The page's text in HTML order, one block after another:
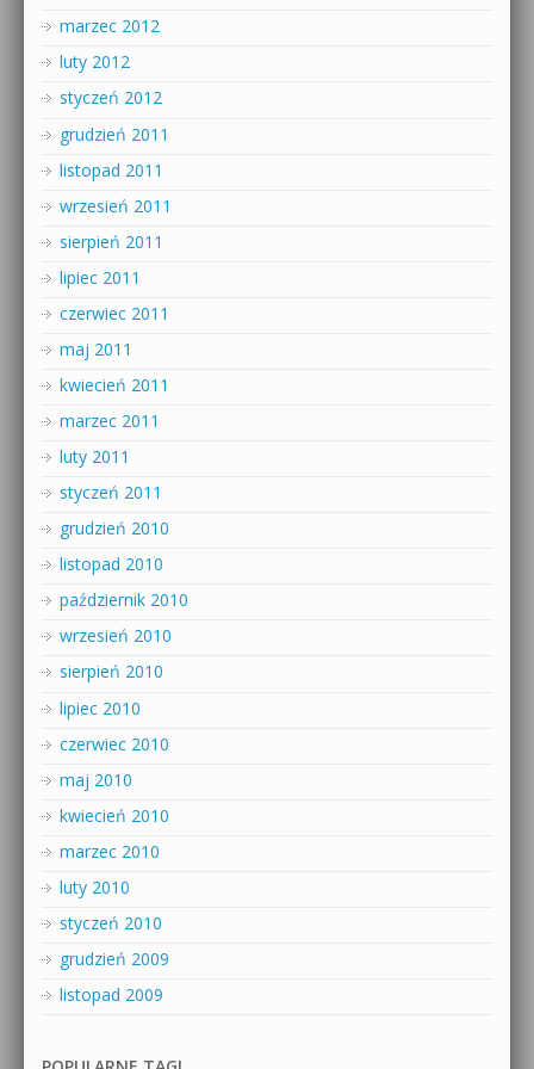
marzec 2012
luty 2012
styczeń 2012
grudzień 2011
listopad 2011
wrzesień 2011
sierpień 2011
lipiec 2011
czerwiec 2011
maj 2011
kwiecień 2011
marzec 2011
luty 2011
styczeń 2011
grudzień 2010
listopad 2010
październik 2010
wrzesień 2010
sierpień 2010
lipiec 2010
czerwiec 2010
maj 2010
kwiecień 2010
marzec 2010
luty 2010
styczeń 2010
grudzień 2009
listopad 2009